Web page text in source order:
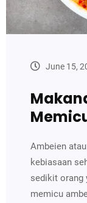
June 15,
Ambeien
kebiasaan
sedikit orang
memicu